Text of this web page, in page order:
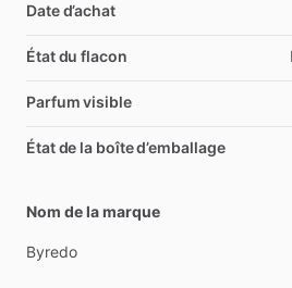
Date d’achat
État du flacon
Parfum visible
État de la boîte d’emballage
Nom de la marque
Byredo